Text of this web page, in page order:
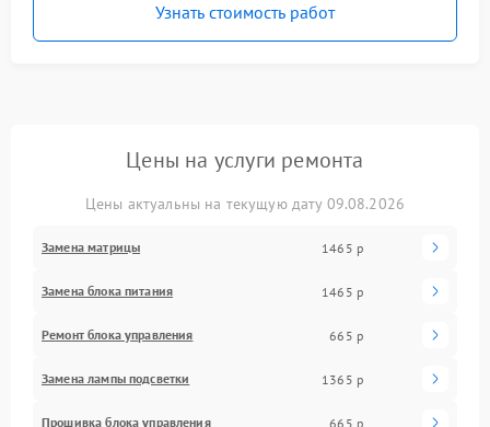
Узнать стоимость работ
Цены на услуги ремонта
Цены актуальны на текущую дату 09.08.2026
Замена матрицы 1465 р
Замена блока питания 1465 р
Ремонт блока управления 665 р
Замена лампы подсветки 1365 р
Прошивка блока управления 665 р